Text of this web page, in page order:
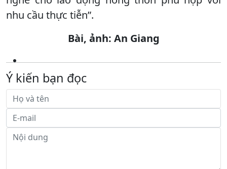
nhu cầu thực tiễn”.
Bài, ảnh: An Giang
Ý kiến bạn đọc